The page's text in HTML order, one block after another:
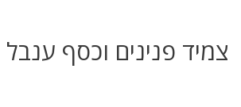
צמיד פנינים וכסף ענבל